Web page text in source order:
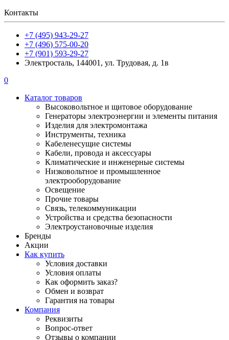
Контакты
+7 (495) 943-29-27
+7 (496) 575-00-20
+7 (901) 593-29-27
Электросталь, 144001, ул. Трудовая, д. 1в
0
Каталог товаров
Высоковольтное и щитовое оборудование
Генераторы электроэнергии и элементы питания
Изделия для электромонтажа
Инструменты, техника
Кабеленесущие системы
Кабели, провода и аксессуары
Климатические и инженерные системы
Низковольтное и промышленное
электрооборудование
Освещение
Прочие товары
Связь, телекоммуникации
Устройства и средства безопасности
Электроустановочные изделия
Бренды
Акции
Как купить
Условия доставки
Условия оплаты
Как оформить заказ?
Обмен и возврат
Гарантия на товары
Компания
Реквизиты
Вопрос-ответ
Отзывы о компании